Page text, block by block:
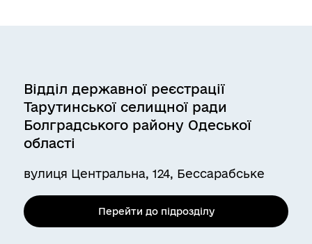
Відділ державної реєстрації
Тарутинської селищної ради
Болградського району Одеської
області
вулиця Центральна, 124, Бессарабське
Перейти до підрозділу